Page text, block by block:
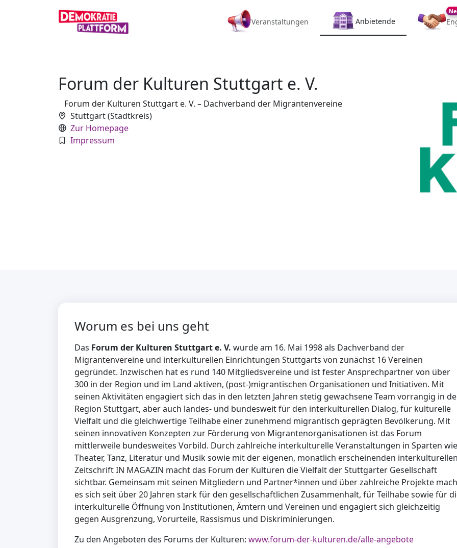
Veranstaltungen Anbietende
Forum der Kulturen Stuttgart e. V.
Forum der Kulturen Stuttgart e. V. – Dachverband der Migrantenvereine
Stuttgart (Stadtkreis)
Zur Homepage
Impressum
Worum es bei uns geht
Das Forum der Kulturen Stuttgart e. V. wurde am 16. Mai 1998 als Dachverband der
Migrantenvereine und interkulturellen Einrichtungen Stuttgarts von zunächst 16 Vereinen
gegründet. Inzwischen hat es rund 140 Mitgliedsvereine und ist fester Ansprechpartner von über
300 in der Region und im Land aktiven, (post-)migrantischen Organisationen und Initiativen. Mit
seinen Aktivitäten engagiert sich das in den letzten Jahren stetig gewachsene Team vorrangig in
Region Stuttgart, aber auch landes- und bundesweit für den interkulturellen Dialog, für kulturelle
Vielfalt und die gleichwertige Teilhabe einer zunehmend migrantisch geprägten Bevölkerung. Mit
seinen innovativen Konzepten zur Förderung von Migrantenorganisationen ist das Forum
mittlerweile bundesweites Vorbild. Durch zahlreiche interkulturelle Veranstaltungen in Sparten wie
Theater, Tanz, Literatur und Musik sowie mit der eigenen, monatlich erscheinenden interkulturellen
Zeitschrift IN MAGAZIN macht das Forum der Kulturen die Vielfalt der Stuttgarter Gesellschaft
sichtbar. Gemeinsam mit seinen Mitgliedern und Partner*innen und über zahlreiche Projekte
es sich seit über 20 Jahren stark für den gesellschaftlichen Zusammenhalt, für Teilhabe sowie für
interkulturelle Öffnung von Institutionen, Ämtern und Vereinen und engagiert sich gleichzeitig
gegen Ausgrenzung, Vorurteile, Rassismus und Diskriminierungen.
Zu den Angeboten des Forums der Kulturen: www.forum-der-kulturen.de/alle-angebote